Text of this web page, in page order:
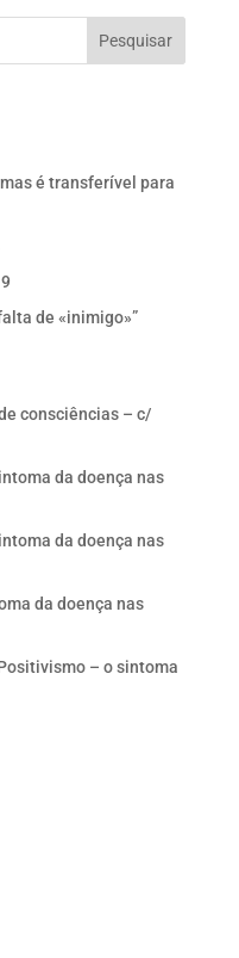
é transferível para
de «inimigo»”
de consciências – c/
da doença nas
da doença nas
da doença nas
– o sintoma